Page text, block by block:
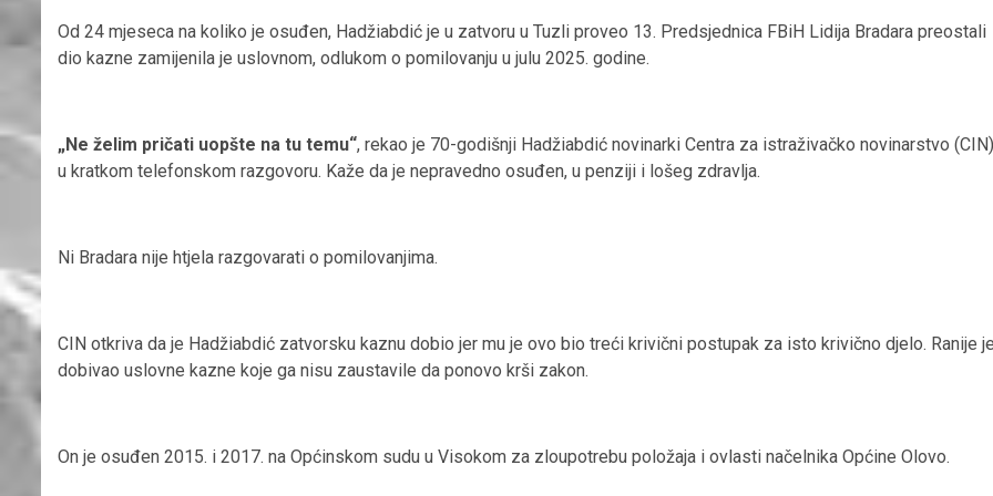
Od 24 mjeseca na koliko je osuđen, Hadžiabdić je u zatvoru u Tuzli proveo 13. Predsjednica FBiH Lidija Bradara preostali
dio kazne zamijenila je uslovnom, odlukom o pomilovanju u julu 2025. godine.
„Ne želim pričati uopšte na tu temu“, rekao je 70-godišnji Hadžiabdić novinarki Centra za istraživačko novinarstvo (CIN)
u kratkom telefonskom razgovoru. Kaže da je nepravedno osuđen, u penziji i lošeg zdravlja.
Ni Bradara nije htjela razgovarati o pomilovanjima.
CIN otkriva da je Hadžiabdić zatvorsku kaznu dobio jer mu je ovo bio treći krivični postupak za isto krivično djelo. Ranije
dobivao uslovne kazne koje ga nisu zaustavile da ponovo krši zakon.
On je osuđen 2015. i 2017. na Općinskom sudu u Visokom za zloupotrebu položaja i ovlasti načelnika Općine Olovo.